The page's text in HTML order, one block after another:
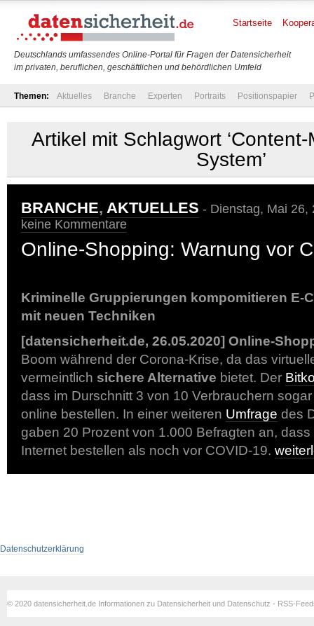
Deutschlands umfassendes Online-Portal für Fragen der Datensicherheit
im privaten, beruflichen, geschäftlichen und behördlichen Umfeld
Startseite
Themen: Aktuelles Branche Experten Portraits Positionspapier
Artikel mit Schlagwort
System’
BRANCHE, AKTUELLES - Dienstag, Mai
keine Kommentare
Online-Shopping: Warnung vor
Kriminelle Gruppierungen kompomitieren E-
mit neuen Techniken
[datensicherheit.de, 26.05.2020] Online-
Boom während der Corona-Krise, da das
vermeintlich sichere Alternative bietet. Der
dass im Durschnitt 3 von 10 Verbrauchern
online bestellen. In einer weiteren Umfrage des
gaben 20 Prozent von 1.000 Befragten an, dass
Internet bestellen als noch vor COVID-19.
Datenschutzerklärung
© 2020 datensicherheit.de Informationen zu Datensicherheit und Datenschutz - RSS-